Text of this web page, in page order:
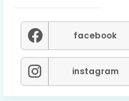
facebook
instagram